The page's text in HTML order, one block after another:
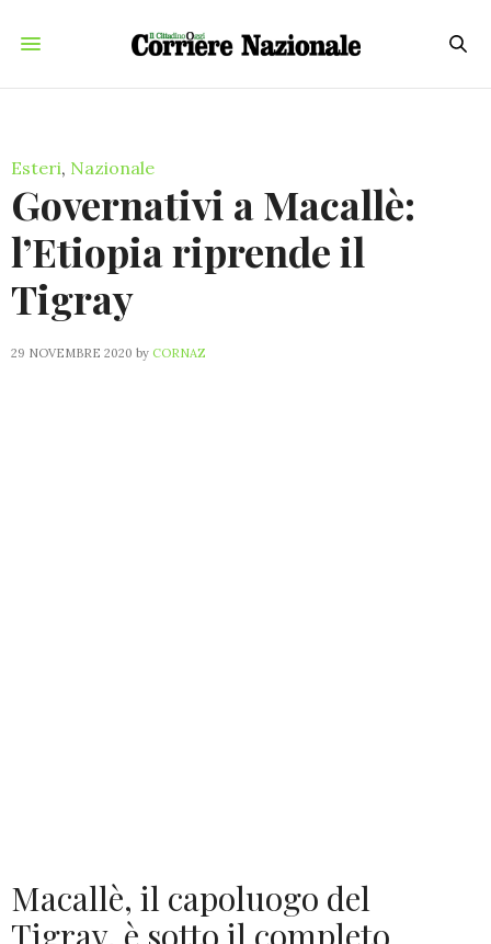
Esteri, Nazionale
Governativi a Macallè:
l’Etiopia riprende il
Tigray
29 NOVEMBRE 2020 by CORNAZ
Macallè, il capoluogo del
Tigray, è sotto il completo